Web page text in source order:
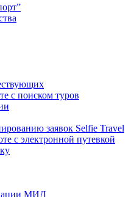
с поиском туров
заявок Selfie Travel
с электронной путевкой
МИД